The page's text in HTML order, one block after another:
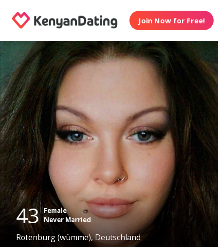
Join Now for Free!
43 Female
Never Married
Rotenburg (wümme), Deutschland